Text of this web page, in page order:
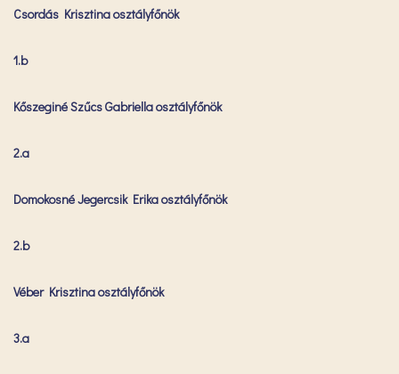
Csordás Krisztina osztályfőnök
1.b
Kőszeginé Szűcs Gabriella osztályfőnök
2.a
Domokosné Jegercsik Erika osztályfőnök
2.b
Véber Krisztina osztályfőnök
3.a